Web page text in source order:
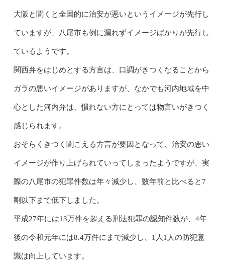
大阪と聞くと全国的に治安が悪いというイメージが先行し
ていますが、八尾市も例に漏れずイメージばかりが先行し
ているようです。
関西弁をはじめとする方言は、口調がきつくなることから
ガラの悪いイメージがありますが、なかでも河内地域を中
心とした河内弁は、慣れない方にとっては物言いがきつく
感じられます。
おそらくきつく聞こえる方言が要因となって、治安の悪い
イメージが作り上げられていってしまったようですが、実
際の八尾市の犯罪件数は年々減少し、数年前と比べると7
割以下まで低下しました。
平成27年には13万件を超える刑法犯罪の認知件数が、4年
後の令和元年には8.4万件にまで減少し、1人1人の防犯意
識は向上しています。